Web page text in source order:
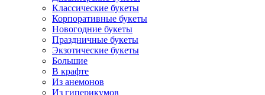
Классические букеты
Корпоративные букеты
Новогодние букеты
Праздничные букеты
Экзотические букеты
Большие
В крафте
Из анемонов
Из гиперикумов